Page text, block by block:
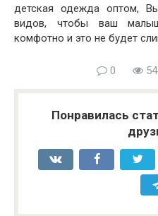
детская одежда оптом,
видов, чтобы ваш
комфотно и это не будет
0
Понравилась